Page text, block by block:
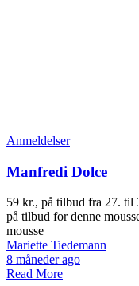
Anmeldelser
Manfredi Dolce
59 kr., på tilbud fra 27. til
på tilbud for denne
mousse
Mariette Tiedemann
8 måneder ago
Read More